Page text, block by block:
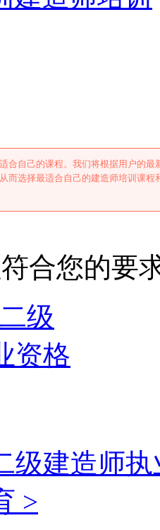
合自己的课程。我们将根据用户的
而选择最适合自己的建造师培训课程
合您的要
级建造师
>